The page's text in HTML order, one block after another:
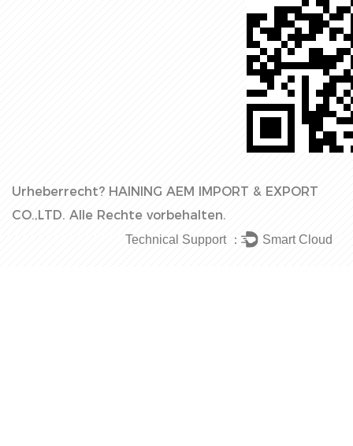
Urheberrecht? HAINING AEM IMPORT & EXPORT
CO.,LTD. Alle Rechte vorbehalten.
Technical Support ： Smart Cloud